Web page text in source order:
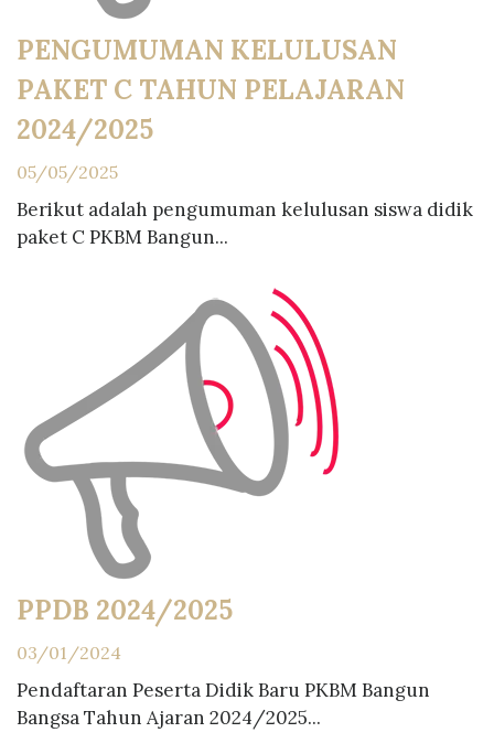
PENGUMUMAN KELULUSAN
PAKET C TAHUN PELAJARAN
2024/2025
05/05/2025
Berikut adalah pengumuman kelulusan siswa didik
paket C PKBM Bangun...
PPDB 2024/2025
03/01/2024
Pendaftaran Peserta Didik Baru PKBM Bangun
Bangsa Tahun Ajaran 2024/2025...